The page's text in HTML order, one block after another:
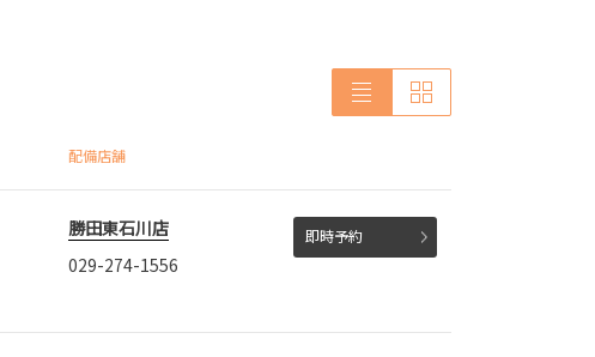
配備店舗
勝田東石川店
029-274-1556
即時予約